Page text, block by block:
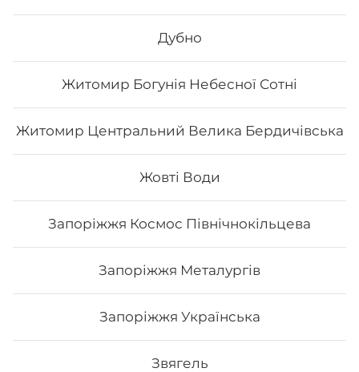
Дубно
Житомир Богунія Небесної Сотні
Житомир Центральний Велика Бердичівська
Жовті Води
Запоріжжя Космос Північнокільцева
Запоріжжя Металургів
Запоріжжя Українська
Звягель
Макі з тунцем
Вага: 123 г Склад: норі, рис, тунець